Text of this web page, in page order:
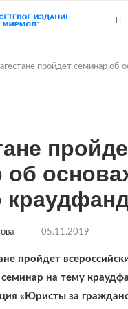
пройдет семинар об
об
05.11.2019
пройдет
на тему
«Юристы за